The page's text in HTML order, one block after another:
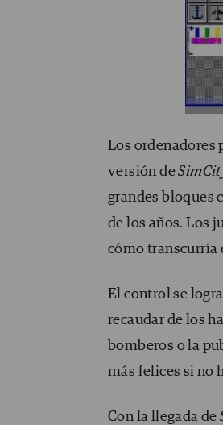
Los
versión de
grandes bloques
de los años. Los
cómo transcurría
El control se
recaudar de los
bomberos o la
más felices si no
Con la llegada de